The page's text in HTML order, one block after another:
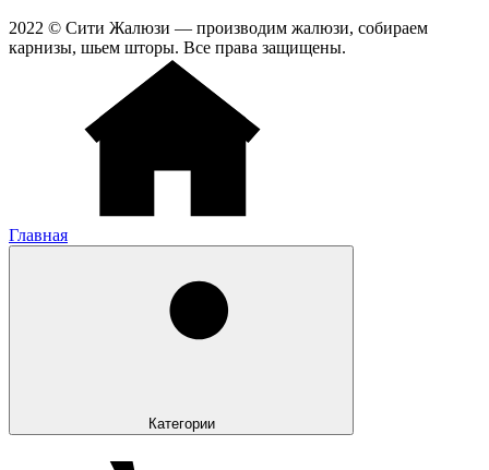
2022 © Сити Жалюзи — производим жалюзи, собираем
карнизы, шьем шторы. Все права защищены.
Главная
Категории